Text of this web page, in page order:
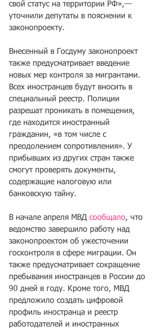
свой статус на территории РФ»,—
уточнили депутаты в пояснении к
законопроекту.
Внесенный в Госдуму законопроект
также предусматривает введение
новых мер контроля за мигрантами.
Всех иностранцев будут вносить в
специальный реестр. Полиции
разрешат проникать в помещения,
где находится иностранный
гражданин, «в том числе с
преодолением сопротивления». У
прибывших из других стран также
смогут проверять документы,
содержащие налоговую или
банковскую тайну.
В начале апреля МВД сообщало, что
ведомство завершило работу над
законопроектом об ужесточении
госконтроля в сфере миграции. Он
также предусматривает сокращение
пребывания иностранцев в России до
90 дней в году. Кроме того, МВД
предложило создать цифровой
профиль иностранца и реестр
работодателей и иностранных